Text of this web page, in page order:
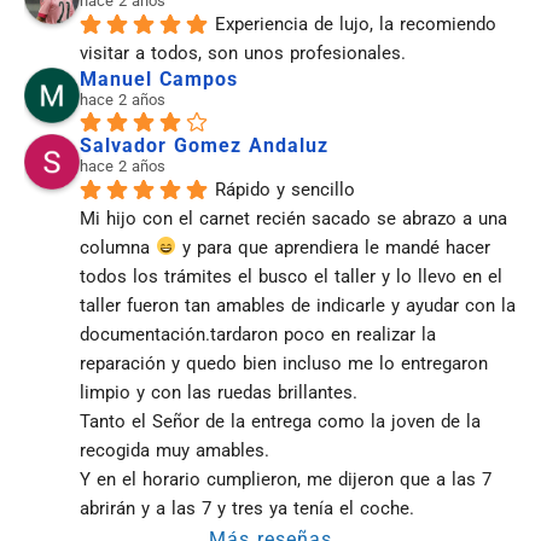
Experiencia de lujo, la recomiendo
visitar a todos, son unos profesionales.
Manuel Campos
hace 2 años
Salvador Gomez Andaluz
hace 2 años
Rápido y sencillo
Mi hijo con el carnet recién sacado se abrazo a una
columna
y para que aprendiera le mandé hacer
todos los trámites el busco el taller y lo llevo en el
taller fueron tan amables de indicarle y ayudar con la
documentación.tardaron poco en realizar la
reparación y quedo bien incluso me lo entregaron
limpio y con las ruedas brillantes.
Tanto el Señor de la entrega como la joven de la
recogida muy amables.
Y en el horario cumplieron, me dijeron que a las 7
abrirán y a las 7 y tres ya tenía el coche.